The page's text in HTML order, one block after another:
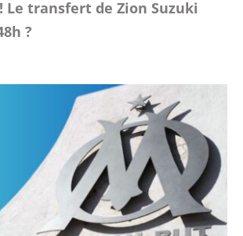
Le transfert de Zion Suzuki
?